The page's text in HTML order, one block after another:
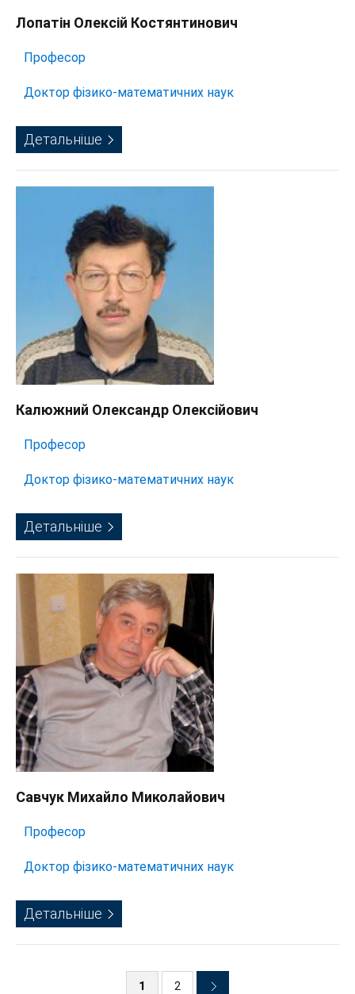
Лопатін Олексій Костянтинович
Професор
Доктор фізико-математичних наук
Детальніше
Калюжний Олександр Олексійович
Професор
Доктор фізико-математичних наук
Детальніше
Савчук Михайло Миколайович
Професор
Доктор фізико-математичних наук
Детальніше
1 2